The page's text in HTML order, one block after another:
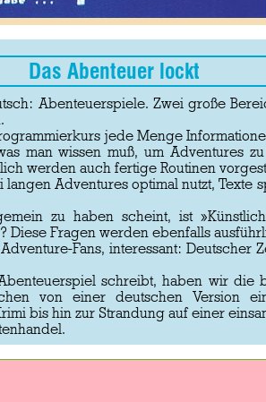
Das Abenteuer lockt
Abenteuerspiele. Zwei große
jede Menge
man wissen muß, um Adventures
werden auch fertige Routinen
Adventures optimal nutzt,
zu haben scheint, ist
Diese Fragen werden ebenfalls
Fans, interessant:
schreibt, haben wir
von einer deutschen Version
bis hin zur Strandung auf einer